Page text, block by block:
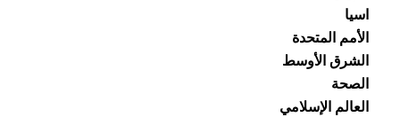
اسيا
الأمم المتحدة
الشرق الأوسط
الصحة
العالم الإسلامي